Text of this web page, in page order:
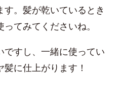
。髪が乾いているとき
てみてくださいね。
すし、一緒に使ってい
に仕上がります！